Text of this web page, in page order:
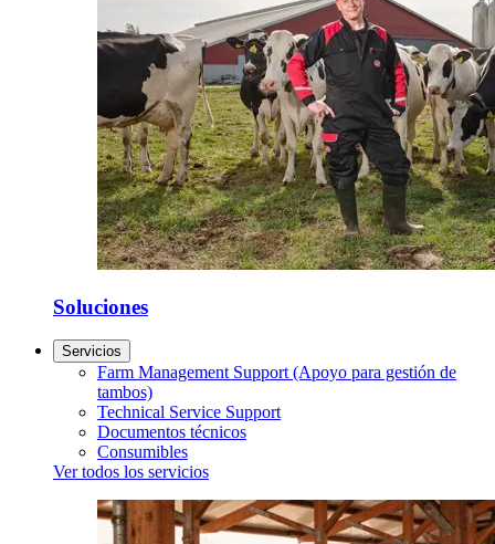
Soluciones
Servicios
Farm Management Support (Apoyo para gestión de
tambos)
Technical Service Support
Documentos técnicos
Consumibles
Ver todos los servicios